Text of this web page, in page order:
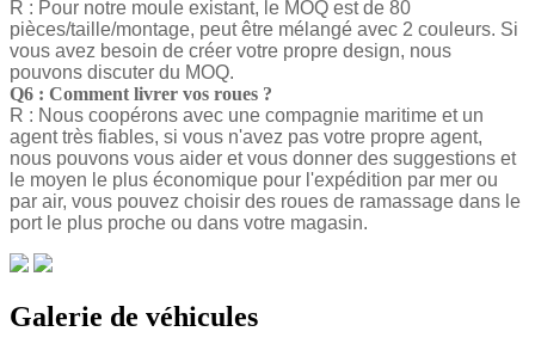
R : Pour notre moule existant, le MOQ est de 80
pièces/taille/montage, peut être mélangé avec 2 couleurs. Si
vous avez besoin de créer votre propre design, nous
pouvons discuter du MOQ.
Q6 : Comment livrer vos roues ?
R : Nous coopérons avec une compagnie maritime et un
agent très fiables, si vous n'avez pas votre propre agent,
nous pouvons vous aider et vous donner des suggestions et
le moyen le plus économique pour l'expédition par mer ou
par air, vous pouvez choisir des roues de ramassage dans le
port le plus proche ou dans votre magasin.
Galerie de véhicules